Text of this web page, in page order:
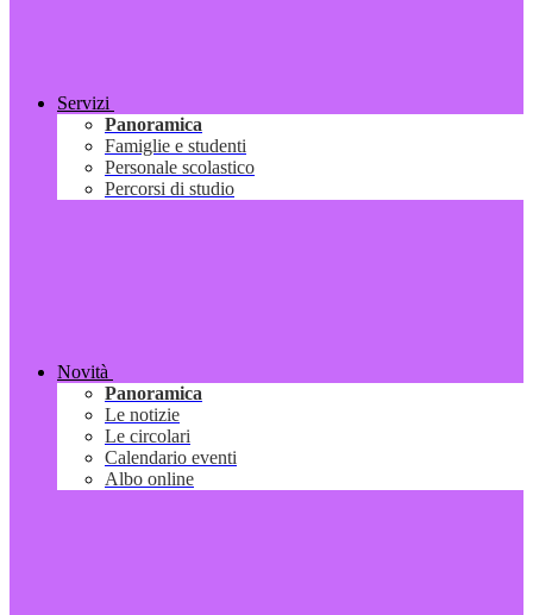
Servizi
Panoramica
Famiglie e studenti
Personale scolastico
Percorsi di studio
Novità
Panoramica
Le notizie
Le circolari
Calendario eventi
Albo online